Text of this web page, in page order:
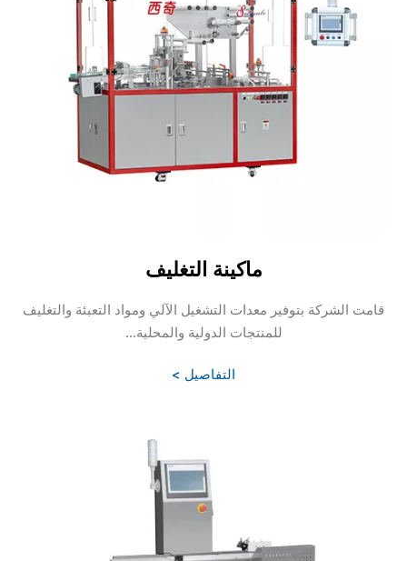
ماكينة التغليف
قامت الشركة بتوفير معدات التشغيل الآلي ومواد التعبئة والتغليف
للمنتجات الدولية والمحلية...
التفاصيل >